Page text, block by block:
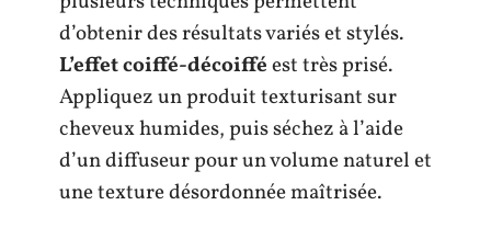
d’obtenir des résultats variés et stylés.
L’effet coiffé-décoifféest très prisé.
Appliquez un produit texturisant sur
cheveux humides, puis séchez à l’aide
d’un diffuseur pour un volume naturel et
une texture désordonnée maîtrisée.